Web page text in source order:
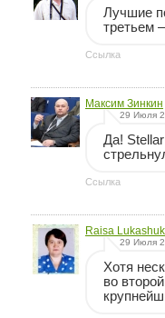
Лучшие
третьем
Ссылка
Максим Зинкин
29 Июля
Да!
Ссылка
Raisa Lukashuk
29 Июля
Хотя
во